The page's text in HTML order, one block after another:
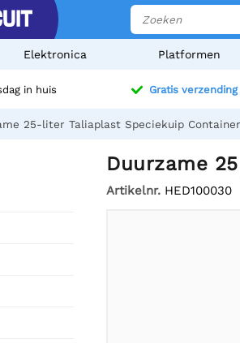
Elektronica Platformen
in huis Gratis verzending
25-liter Taliaplast Speciekuip Container
Duurzame
Artikelnr. HED100030